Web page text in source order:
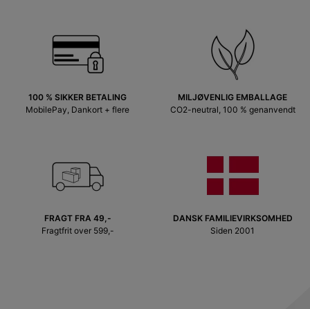
100 % SIKKER BETALING
MobilePay, Dankort + flere
MILJØVENLIG EMBALLAGE
CO2-neutral, 100 % genanvendt
FRAGT FRA 49,-
Fragtfrit over 599,-
DANSK FAMILIEVIRKSOMHED
Siden 2001